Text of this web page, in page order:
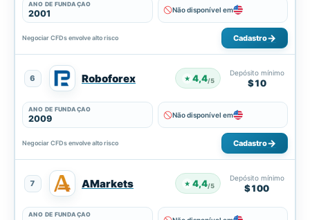
ANO DE FUNDAÇÃO
2001 Não disponível em
Negociar CFDs envolve alto risco Cadastro
6 Roboforex ★ 4,4/5
Depósito mínimo
$10
ANO DE FUNDAÇÃO
2009 Não disponível em
Negociar CFDs envolve alto risco Cadastro
7 AMarkets ★ 4,4/5
Depósito mínimo
$100
ANO DE FUNDAÇÃO